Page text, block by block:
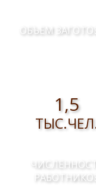
ОБЪЕМ
1,5